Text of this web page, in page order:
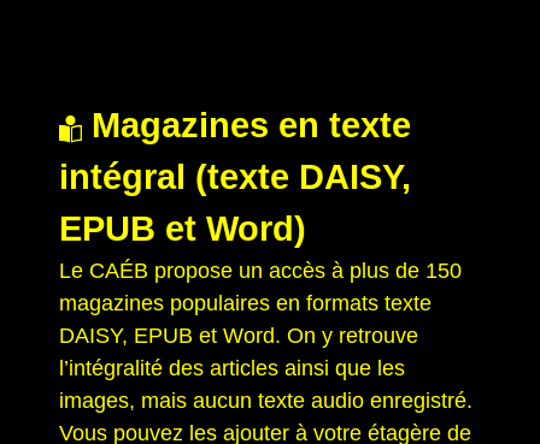
Magazines en texte
intégral (texte DAISY,
EPUB et Word)
Le CAÉB propose un accès à plus de 150
magazines populaires en formats texte
DAISY, EPUB et Word. On y retrouve
l’intégralité des articles ainsi que les
images, mais aucun texte audio enregistré.
Vous pouvez les ajouter à votre étagère de